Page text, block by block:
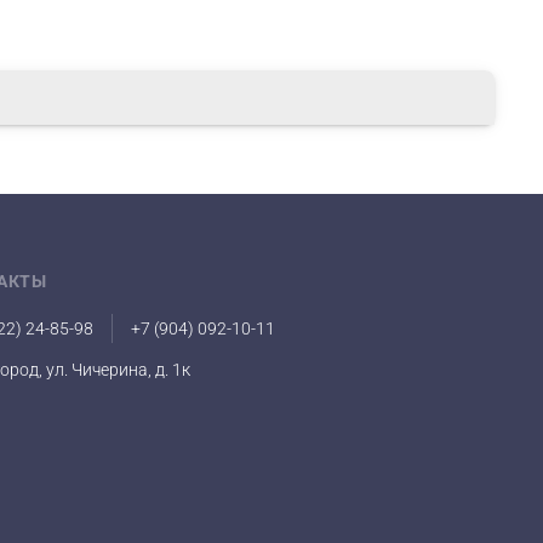
к перекрытию потока воды клапаном на вход
24-85-98 +7 (904) 092-10-11
ул. Чичерина, д. 1к